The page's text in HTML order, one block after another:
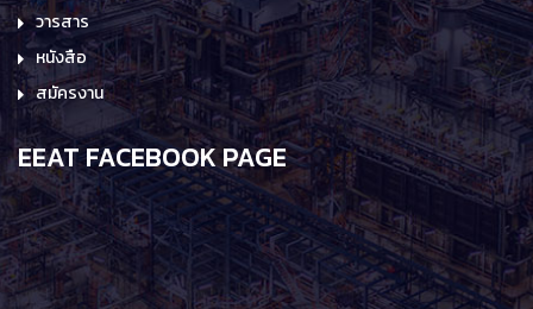
วารสาร
หนังสือ
สมัครงาน
EEAT FACEBOOK PAGE